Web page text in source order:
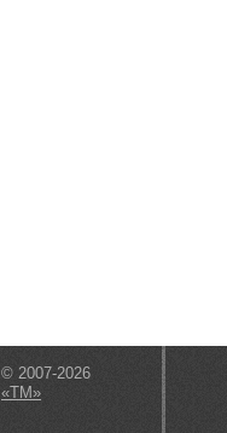
© 2007-2026
«ТМ»